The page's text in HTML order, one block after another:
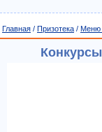
Главная / Призотека / Меню